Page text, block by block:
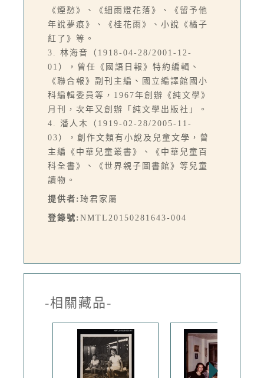
《煙愁》、《細雨燈花落》、《留予他
年說夢痕》、《桂花雨》、小說《橘子
紅了》等。
3. 林海音（1918-04-28/2001-12-
01），曾任《國語日報》特約編輯、
《聯合報》副刊主編、國立編譯館國小
科編輯委員等，1967年創辦《純文學》
月刊，次年又創辦「純文學出版社」。
4. 潘人木（1919-02-28/2005-11-
03），創作文類有小說及兒童文學，曾
主編《中華兒童叢書》、《中華兒童百
科全書》、《世界親子圖書館》等兒童
讀物。
提供者: 琦君家屬
登錄號: NMTL20150281643-004
-相關藏品-